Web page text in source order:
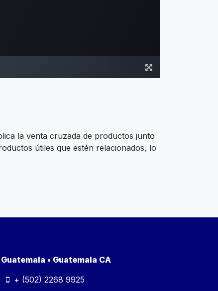
la venta cruzada de productos junto
útiles que estén relacionados, lo
• Guatemala CA
+ (502) 2268 9925